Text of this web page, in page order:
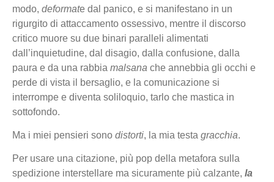
modo, deformate dal panico, e si manifestano in un
rigurgito di attaccamento ossessivo, mentre il discorso
critico muore su due binari paralleli alimentati
dall’inquietudine, dal disagio, dalla confusione, dalla
paura e da una rabbia malsana che annebbia gli occhi e
perde di vista il bersaglio, e la comunicazione si
interrompe e diventa soliloquio, tarlo che mastica in
sottofondo.
Ma i miei pensieri sono distorti, la mia testa gracchia.
Per usare una citazione, più pop della metafora sulla
spedizione interstellare ma sicuramente più calzante, la